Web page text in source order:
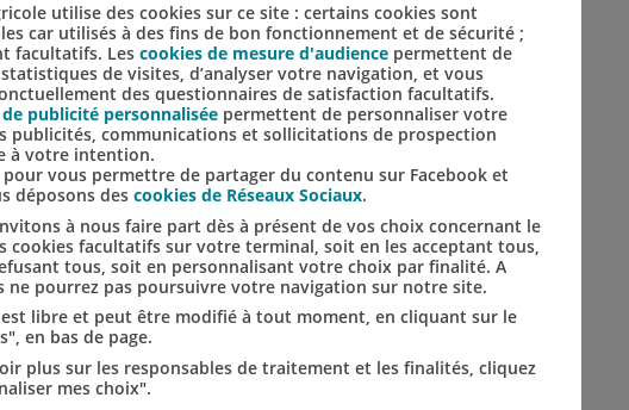
utilise des cookies sur ce site : certains cookies sont
car utilisés à des fins de bon fonctionnement et de sécurité ;
facultatifs. Les cookies de mesure d'audience permettent de
de visites, d’analyser votre navigation, et vous
des questionnaires de satisfaction facultatifs.
publicité personnalisée permettent de personnaliser votre
publicités, communications et sollicitations de prospection
à votre intention.
pour vous permettre de partager du contenu sur Facebook et
déposons des cookies de Réseaux Sociaux.
à nous faire part dès à présent de vos choix concernant le
cookies facultatifs sur votre terminal, soit en les acceptant tous,
tous, soit en personnalisant votre choix par finalité. A
ne pourrez pas poursuivre votre navigation sur notre site.
libre et peut être modifié à tout moment, en cliquant sur le
en bas de page.
plus sur les responsables de traitement et les finalités, cliquez
mes choix".